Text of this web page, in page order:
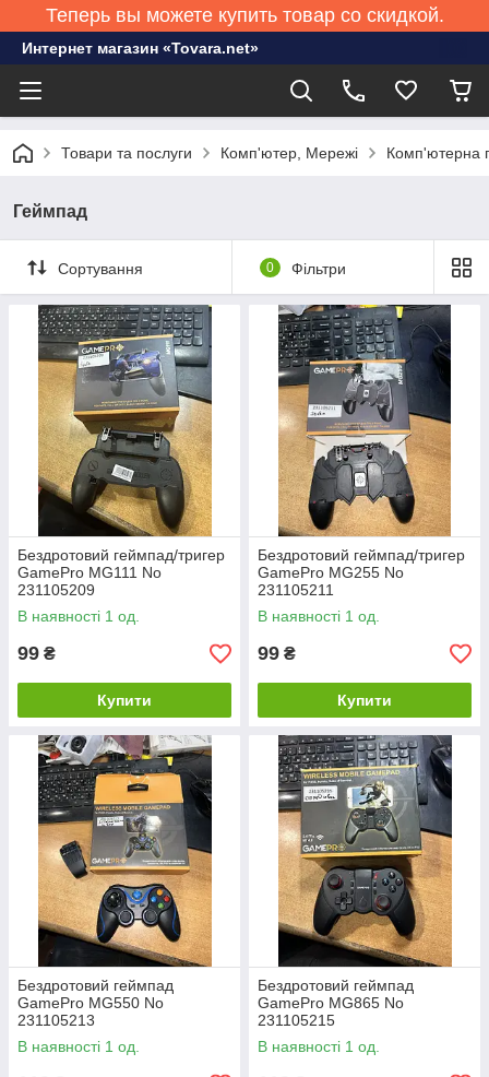
Теперь вы можете купить товар со скидкой.
Интернет магазин «Tovara.net»
Товари та послуги Комп'ютер, Мережі Комп'ютерна
Геймпад
Сортування 0 Фільтри
Бездротовий геймпад/тригер
GamePro MG111 No
231105209
В наявності 1 од.
99 ₴
Купити
Бездротовий геймпад/тригер
GamePro MG255 No
231105211
В наявності 1 од.
99 ₴
Купити
Бездротовий геймпад
GamePro MG550 No
231105213
В наявності 1 од.
Бездротовий геймпад
GamePro MG865 No
231105215
В наявності 1 од.